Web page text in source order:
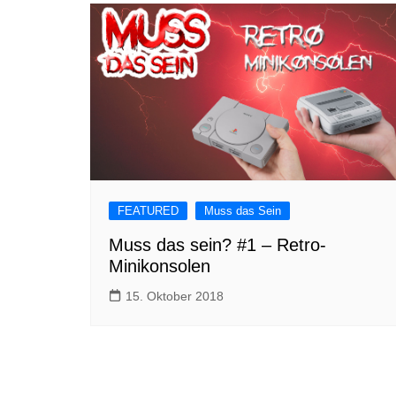
FEATURED Muss das Sein
Muss das sein? #1 – Retro-
Minikonsolen
15. Oktober 2018